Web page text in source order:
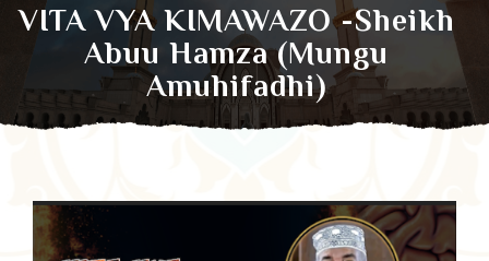
VITA VYA KIMAWAZO -Sheikh
Abuu Hamza (Mungu
Amuhifadhi)